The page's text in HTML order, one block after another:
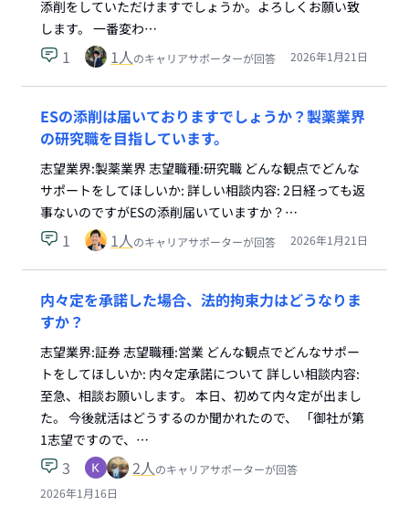
添削をしていただけますでしょうか。よろしくお願い致
します。 一番変わ…
1 1人のキャリアサポーターが回答 2026年1月21日
ESの添削は届いておりますでしょうか？製薬業界
の研究職を目指しています。
志望業界:製薬業界 志望職種:研究職 どんな観点でどんな
サポートをしてほしいか: 詳しい相談内容: 2日経っても返
事ないのですがESの添削届いていますか？…
1 1人のキャリアサポーターが回答 2026年1月21日
内々定を承諾した場合、法的拘束力はどうなりま
すか？
志望業界:証券 志望職種:営業 どんな観点でどんなサポー
トをしてほしいか: 内々定承諾について 詳しい相談内容:
至急、相談お願いします。 本日、初めて内々定が出まし
た。 今後就活はどうするのか聞かれたので、 「御社が第
1志望ですので、…
3 2人のキャリアサポーターが回答
2026年1月16日